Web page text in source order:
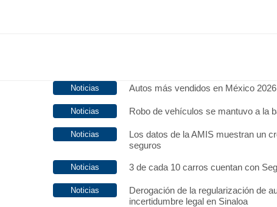
Autos más vendidos en México 2026
Robo de vehículos se mantuvo a la
Los datos de la AMIS muestran un
seguros
3 de cada 10 carros cuentan con
Derogación de la regularización de
incertidumbre legal en Sinaloa